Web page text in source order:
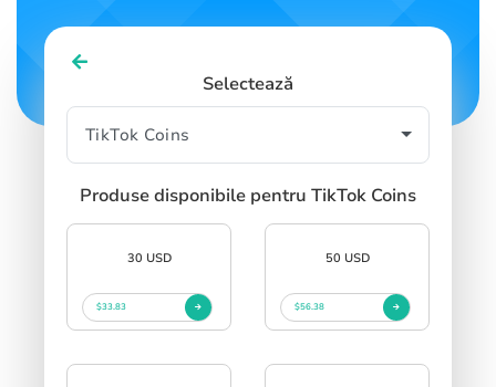
Selectează
Produse disponibile pentru TikTok Coins
30 USD
$33.83
50 USD
$56.38